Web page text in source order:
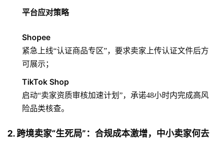
平台应对策略
Shopee
紧急上线“认证商品专区”，要求卖家上传认证文件后方
可展示；
TikTok Shop
启动“卖家资质审核加速计划”，承诺48小时内完成高风
险品类核查。
2. 跨境卖家“生死局”：合规成本激增，中小卖家何去